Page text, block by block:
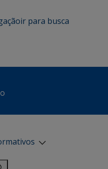
ir para busca